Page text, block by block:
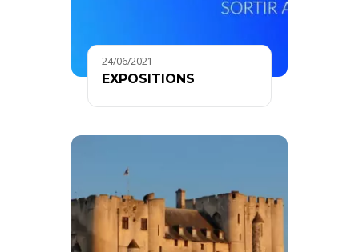
24/06/2021
EXPOSITIONS